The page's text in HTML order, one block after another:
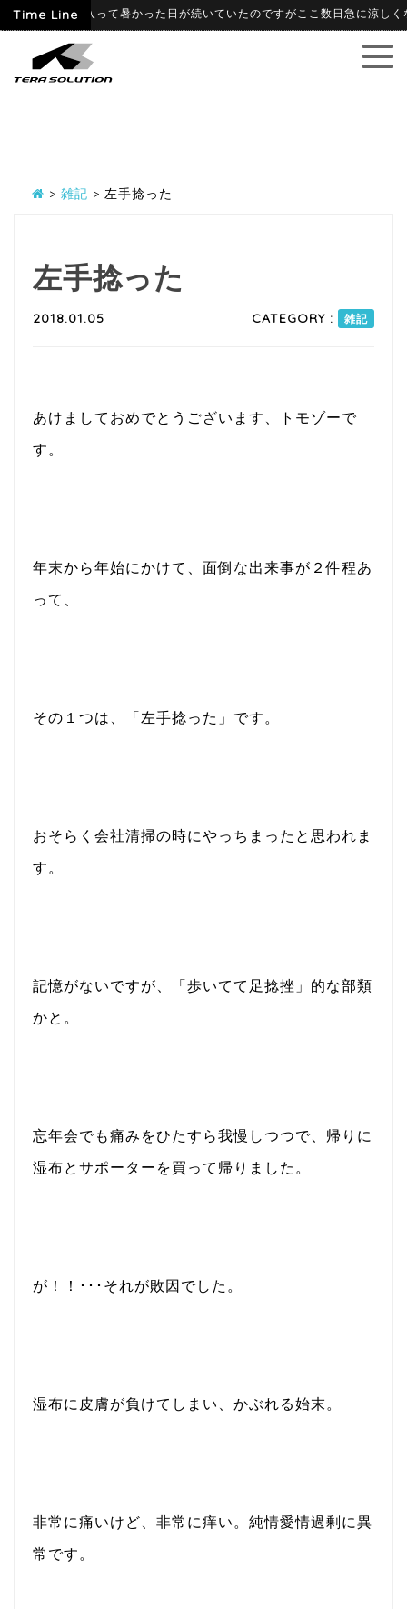
Time Line
09 6月に入って暑かった日が続いていたのですがここ数日急に涼しく
> 雑記 > 左手捻った
左手捻った
2018.01.05 CATEGORY : 雑記
あけましておめでとうございます、トモゾーで
す。
年末から年始にかけて、面倒な出来事が２件程あ
って、
その１つは、「左手捻った」です。
おそらく会社清掃の時にやっちまったと思われま
す。
記憶がないですが、「歩いてて足捻挫」的な部類
かと。
忘年会でも痛みをひたすら我慢しつつで、帰りに
湿布とサポーターを買って帰りました。
が！！･･･それが敗因でした。
湿布に皮膚が負けてしまい、かぶれる始末。
非常に痛いけど、非常に痒い。純情愛情過剰に異
常です。